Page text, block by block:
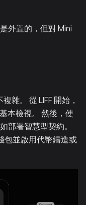
外置的，但對 Mini
雜。 從 LIFF 開始，
本檢視。 然後，使
部署智慧型契約。
包並啟用代幣鑄造或